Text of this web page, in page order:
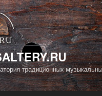
традиционных